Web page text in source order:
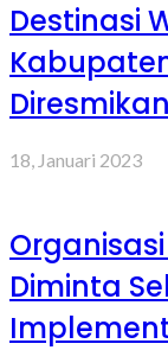
Destinasi
Diresmikan
18, Januari 2023
Diminta